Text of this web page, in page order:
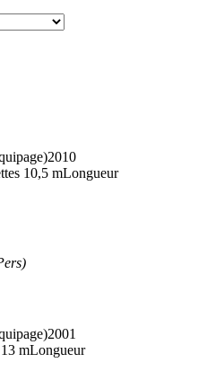
2010
10,5 mLongueur
2001
13 mLongueur